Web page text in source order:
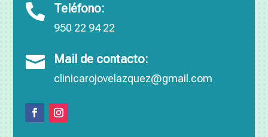
 Teléfono:
950 22 94 22
 Mail de contacto:
clinicarojovelazquez@gmail.com